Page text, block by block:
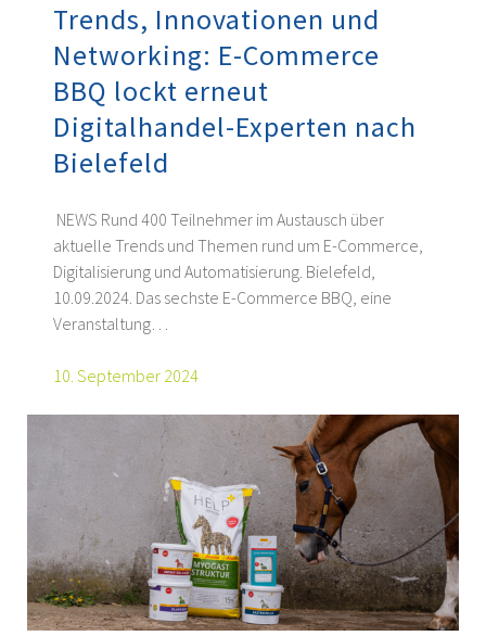
Trends, Innovationen und
Networking: E-Commerce
BBQ lockt erneut
Digitalhandel-Experten nach
Bielefeld
NEWS Rund 400 Teilnehmer im Austausch über
aktuelle Trends und Themen rund um E-Commerce,
Digitalisierung und Automatisierung. Bielefeld,
10.09.2024. Das sechste E-Commerce BBQ, eine
Veranstaltung…
10. September 2024